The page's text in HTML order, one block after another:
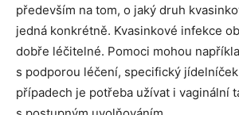
především na tom, o jaký druh
jedná konkrétně. Kvasinkové infekce
dobře léčitelné. Pomoci mohou
s podporou léčení, specifický
případech je potřeba užívat i vaginální